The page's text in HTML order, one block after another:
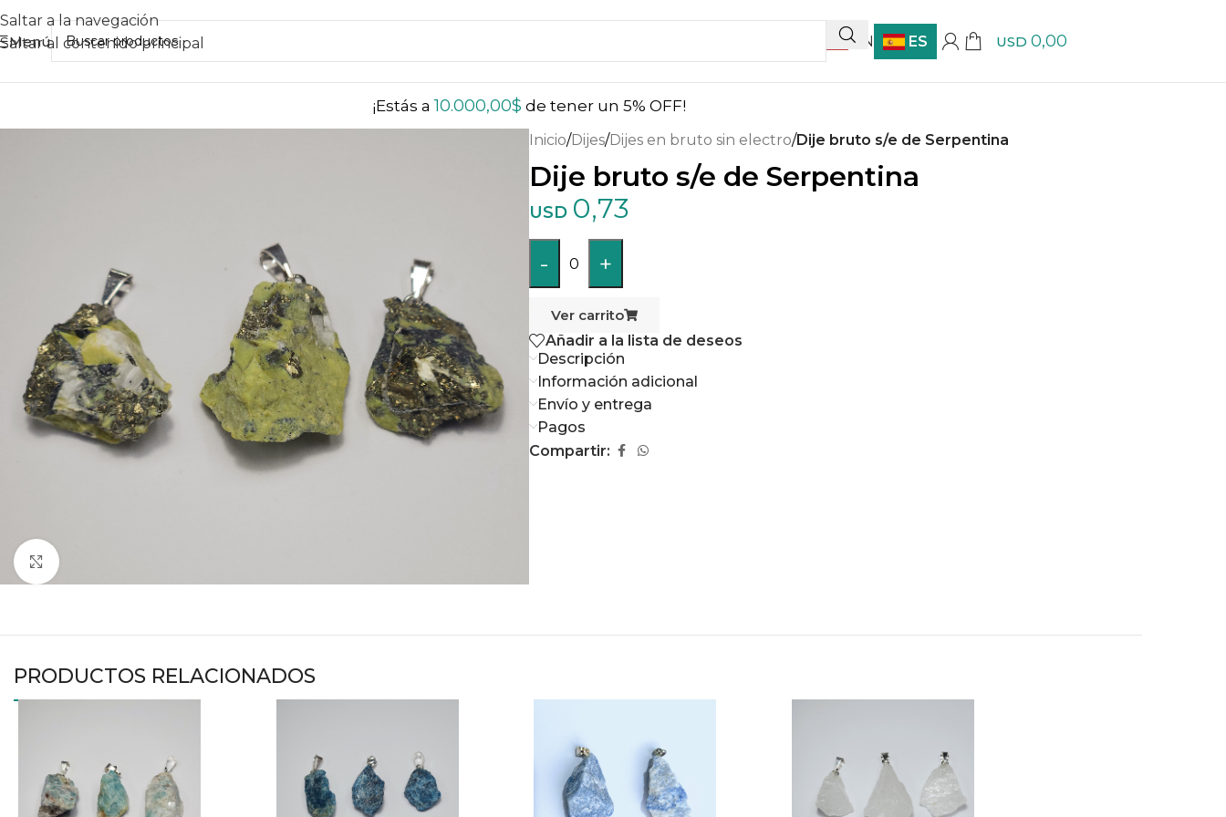
Saltar a la navegación
Saltar al contenido principal
Menú EN ES USD 0,00
¡Estás a10.000,00$ de tener un 5% OFF!
Inicio/Dijes/Dijes en bruto sin electro/Dije bruto s/e de Serpentina
Dije bruto s/e de Serpentina
USD 0,73
- 0 +
Ver carrito
Añadir a la lista de deseos
Descripción
Información adicional
Envío y entrega
Pagos
Compartir:
PRODUCTOS RELACIONADOS